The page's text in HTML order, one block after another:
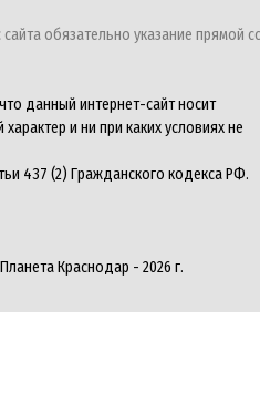
обязательно указание прямой
данный интернет-сайт носит
и ни при каких условиях не
437 (2) Гражданского кодекса РФ.
Краснодар - 2026 г.